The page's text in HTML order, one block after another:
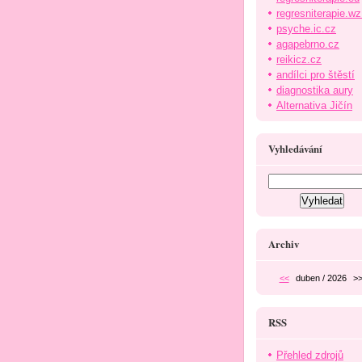
psyche.ic.cz
agapebrno.cz
reikicz.cz
andílci pro štěstí
diagnostika aury
Alternativa Jičín
Vyhledávání
Archiv
<< duben / 2026 >>
RSS
Přehled zdrojů